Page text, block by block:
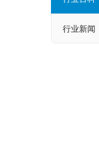
行业新闻